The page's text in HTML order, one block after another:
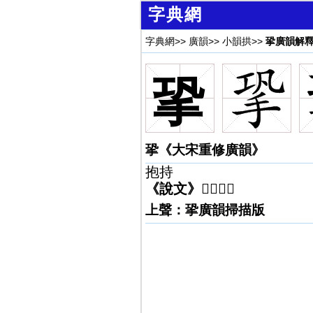
字典網
字典網>> 廣韻>> 小韻拱>> 㧬廣韻解
㧬
㧬《大宋重修廣韻》
抱持
《說文》 𢹬也，。
上聲：㧬廣韻掃描版